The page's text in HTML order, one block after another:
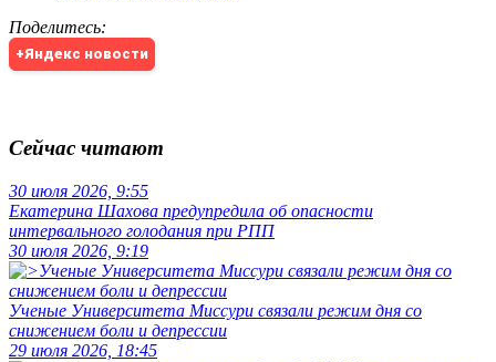
Поделитесь:
+Яндекс новости
Сейчас читают
30 июля 2026, 9:55
Екатерина Шахова предупредила об опасности
интервального голодания при РПП
30 июля 2026, 9:19
Ученые Университета Миссури связали режим дня со
снижением боли и депрессии
29 июля 2026, 18:45